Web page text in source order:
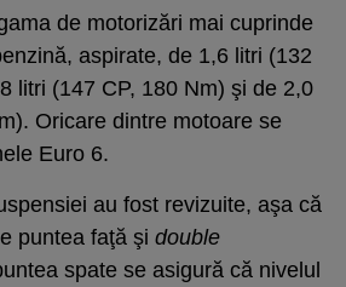
de motorizări mai cuprinde
aspirate, de 1,6 litri (132
litri (147 CP, 180 Nm) şi de 2,0
Oricare dintre motoare se
Euro 6.
au fost revizuite, aşa că
puntea faţă şi double
spate se asigură că nivelul